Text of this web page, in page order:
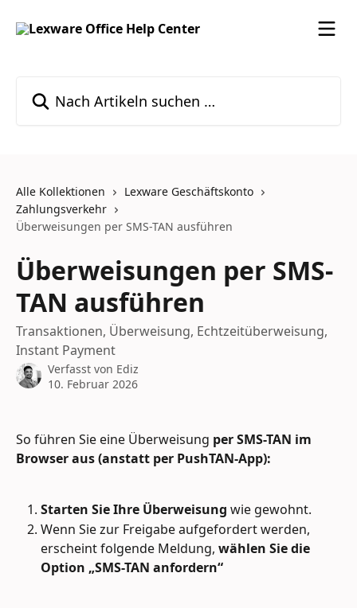
Alle Kollektionen
Lexware Geschäftskonto
Zahlungsverkehr
Überweisungen per SMS-TAN ausführen
Überweisungen per SMS-
TAN ausführen
Transaktionen, Überweisung, Echtzeitüberweisung,
Instant Payment
Verfasst von Ediz
10. Februar 2026
So führen Sie eine Überweisung per SMS-TAN im
Browser aus (anstatt per PushTAN-App):
Starten Sie Ihre Überweisung wie gewohnt.
Wenn Sie zur Freigabe aufgefordert werden,
erscheint folgende Meldung, wählen Sie die
Option „SMS-TAN anfordern“